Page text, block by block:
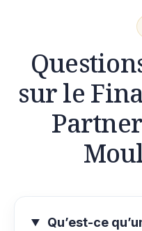
sur le
Qu’est-ce